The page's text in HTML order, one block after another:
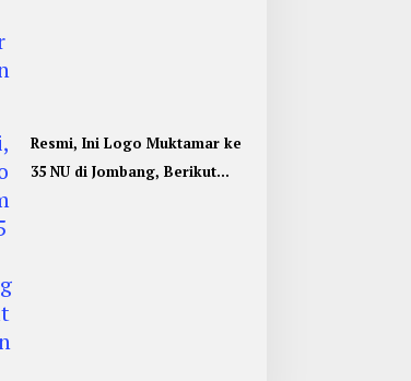
Resmi, Ini Logo Muktamar ke
35 NU di Jombang, Berikut